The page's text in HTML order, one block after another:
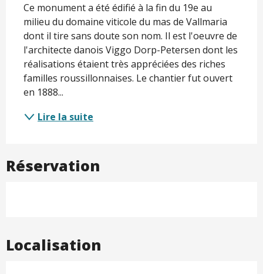
Ce monument a été édifié à la fin du 19e au
milieu du domaine viticole du mas de Vallmaria
dont il tire sans doute son nom. Il est l'oeuvre de
l'architecte danois Viggo Dorp-Petersen dont les
réalisations étaient très appréciées des riches
familles roussillonnaises. Le chantier fut ouvert
en 1888...
Lire la suite
Réservation
Localisation